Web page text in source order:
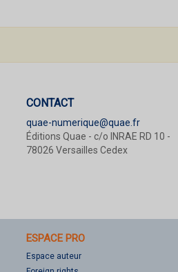
CONTACT
quae-numerique@quae.fr
Éditions Quae - c/o INRAE RD 10 -
78026 Versailles Cedex
ESPACE PRO
Espace auteur